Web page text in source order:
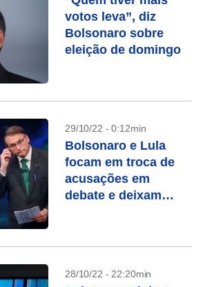
votos leva”, diz
Bolsonaro sobre
eleição de domingo
29/10/22 - 0:12min
Bolsonaro e Lula
focam em troca de
acusações em
debate e deixam
28/10/22 - 22:20min